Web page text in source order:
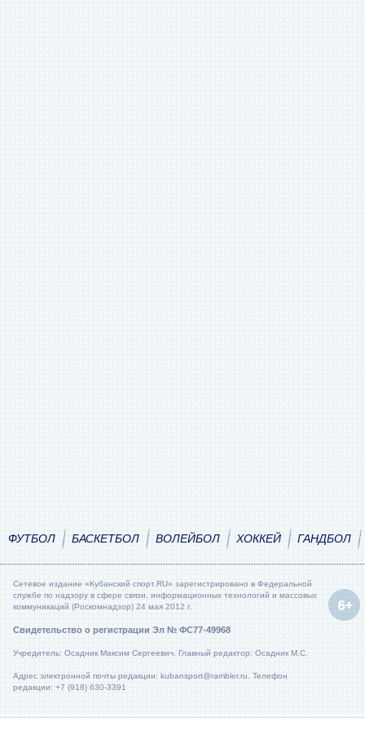
ФУТБОЛ БАСКЕТБОЛ ВОЛЕЙБОЛ ХОККЕЙ ГАНДБОЛ
Сетевое издание «Кубанский спорт.RU» зарегистрировано в Федеральной
службе по надзору в сфере связи, информационных технологий и массовых
коммуникаций (Роскомнадзор) 24 мая 2012 г.
Свидетельство о регистрации Эл № ФС77-49968
Учредитель: Осадник Максим Сергеевич. Главный редактор: Осадник М.С.
Адрес электронной почты редакции: kubansport@rambler.ru. Телефон
редакции: +7 (918) 630-3391